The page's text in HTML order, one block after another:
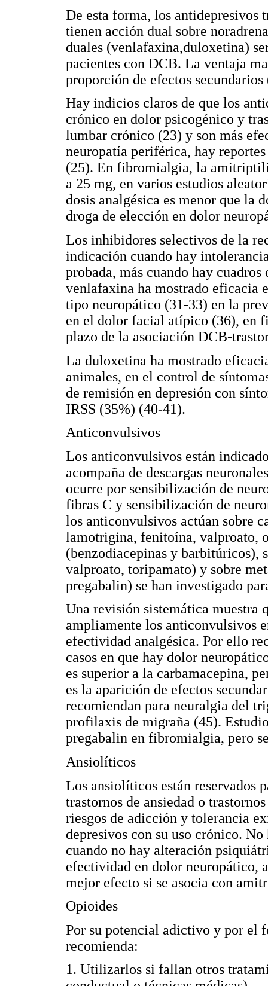
De esta forma, los
tienen acción dual sobre
duales (venlafaxina,duloxetina)
pacientes con DCB. La ventaja
proporción de efectos secundarios
Hay indicios claros de que los
crónico en dolor psicogénico y
lumbar crónico (23) y son más
neuropatía periférica, hay
(25). En fibromialgia, la
a 25 mg, en varios estudios
dosis analgésica es menor que la
droga de elección en dolor
Los inhibidores selectivos de la
indicación cuando hay
probada, más cuando hay
venlafaxina ha mostrado eficacia
tipo neuropático (31-33) en la
en el dolor facial atípico (36), en
plazo de la asociación DCB-
La duloxetina ha mostrado
animales, en el control de
de remisión en depresión con
IRSS (35%) (40-41).
Anticonvulsivos
Los anticonvulsivos están
acompaña de descargas
ocurre por sensibilización de
fibras C y sensibilización de
los anticonvulsivos actúan sobre
lamotrigina, fenitoína, valproato,
(benzodiacepinas y barbitúricos),
valproato, toripamato) y sobre
pregabalin) se han investigado
Una revisión sistemática muestra
ampliamente los anticonvulsivos
efectividad analgésica. Por ello
casos en que hay dolor
es superior a la carbamacepina,
es la aparición de efectos
recomiendan para neuralgia del
profilaxis de migraña (45).
pregabalin en fibromialgia, pero
Ansiolíticos
Los ansiolíticos están reservados
trastornos de ansiedad o
riesgos de adicción y tolerancia
depresivos con su uso crónico.
cuando no hay alteración
efectividad en dolor neuropático,
mejor efecto si se asocia con
Opioides
Por su potencial adictivo y por el
recomienda:
1. Utilizarlos si fallan otros